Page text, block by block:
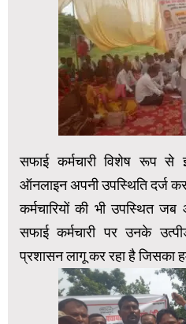
सफाई कर्मचारी विशेष रूप से
ऑनलाइन अपनी उपस्थिति दर्ज
कर्मचारियों की भी उपस्थित
सफाई कर्मचारी पर उनके
प्रशासन लागू कर रहा है जिसका